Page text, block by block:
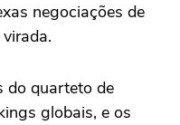
negociações de
do quarteto de
globais, e os